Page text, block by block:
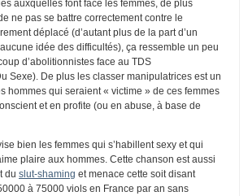
auxquelles font face les femmes, de plus
ne pas se battre correctement contre le
déplacé (d’autant plus de la part d’un
idée des difficultés), ça ressemble un peu
d’abolitionnistes face au TDS
Sexe). De plus les classer manipulatrices est un
hommes qui seraient « victime » de ces femmes
et en profite (ou en abuse, à base de
bien les femmes qui s’habillent sexy et qui
plaire aux hommes. Cette chanson est aussi
du slut-shaming et menace cette soit disant
à 75000 viols en France par an sans